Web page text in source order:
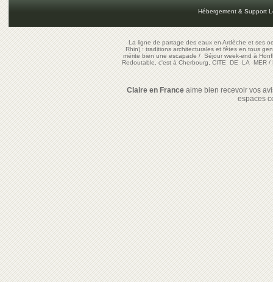
Hébergement & Support
La ligne de partage des eaux en Ardèche et ses
Rhin) : traditions architecturales et fêtes en tous
mérite bien une escapade/Séjour week-end à
Redoutable, c'est à Cherbourg, CITE DE LA MER/
Claire en Franceaime bien recevoir vos
espaces